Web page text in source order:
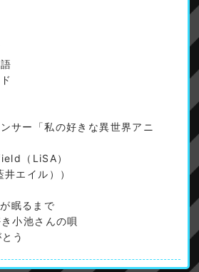
サー「私の好きな異世界アニ
（LiSA）
エイル））
眠るまで
小池さんの唄
う